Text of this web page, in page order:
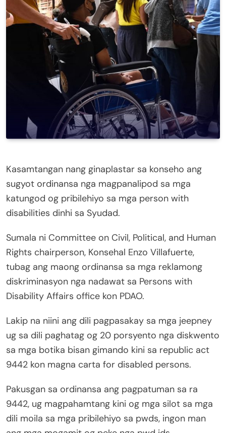
Kasamtangan nang ginaplastar sa konseho ang
sugyot ordinansa nga magpanalipod sa mga
katungod og pribilehiyo sa mga person with
disabilities dinhi sa Syudad.
Sumala ni Committee on Civil, Political, and Human
Rights chairperson, Konsehal Enzo Villafuerte,
tubag ang maong ordinansa sa mga reklamong
diskriminasyon nga nadawat sa Persons with
Disability Affairs office kon PDAO.
Lakip na niini ang dili pagpasakay sa mga jeepney
ug sa dili paghatag og 20 porsyento nga diskwento
sa mga botika bisan gimando kini sa republic act
9442 kon magna carta for disabled persons.
Pakusgan sa ordinansa ang pagpatuman sa ra
9442, ug magpahamtang kini og mga silot sa mga
dili moila sa mga pribilehiyo sa pwds, ingon man